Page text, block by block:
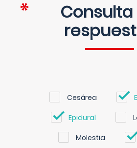
Consulta
Cesárea
Epidural
Molestia